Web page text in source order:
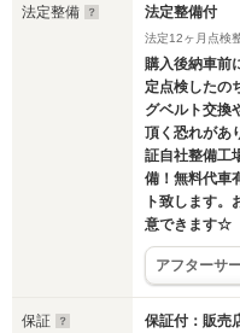
法定整備 法定整備付
法定12ヶ月点検
購入後納車前
定点検したの
グベルト交換
頂く恐れがあ
証自社整備工
備！無料代車
ト致します
意できます☆
アフターサ
保証
保証付：販売